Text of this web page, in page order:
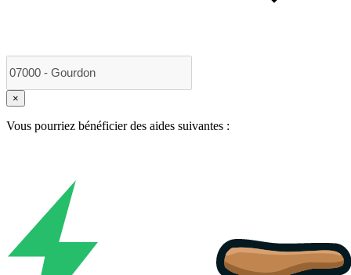
×
Vous pourriez bénéficier des aides suivantes :